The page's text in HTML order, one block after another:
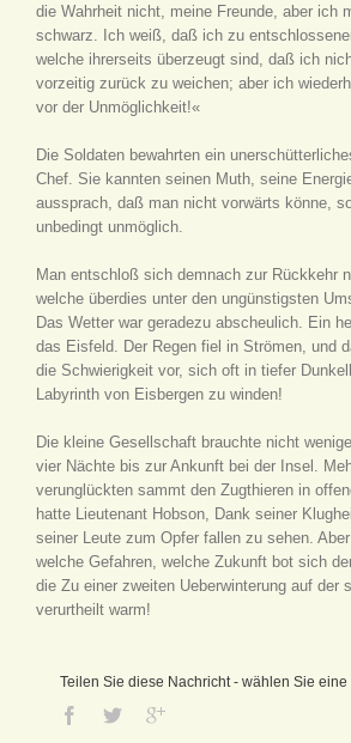
die Wahrheit nicht, meine Freunde, aber ich
schwarz. Ich weiß, daß ich zu
welche ihrerseits überzeugt sind, daß ich
vorzeitig zurück zu weichen; aber ich
vor der Unmöglichkeit!«
Die Soldaten bewahrten ein
Chef. Sie kannten seinen Muth, seine
aussprach, daß man nicht vorwärts könne,
unbedingt unmöglich.
Man entschloß sich demnach zur Rückkehr
welche überdies unter den ungünstigsten
Das Wetter war geradezu abscheulich. Ein
das Eisfeld. Der Regen fiel in Strömen, und
die Schwierigkeit vor, sich oft in tiefer
Labyrinth von Eisbergen zu winden!
Die kleine Gesellschaft brauchte nicht
vier Nächte bis zur Ankunft bei der Insel.
verunglückten sammt den Zugthieren in
hatte Lieutenant Hobson, Dank seiner
seiner Leute zum Opfer fallen zu sehen.
welche Gefahren, welche Zukunft bot sich
die Zu einer zweiten Ueberwinterung auf der
verurtheilt warm!
Teilen Sie diese Nachricht - wählen Sie eine